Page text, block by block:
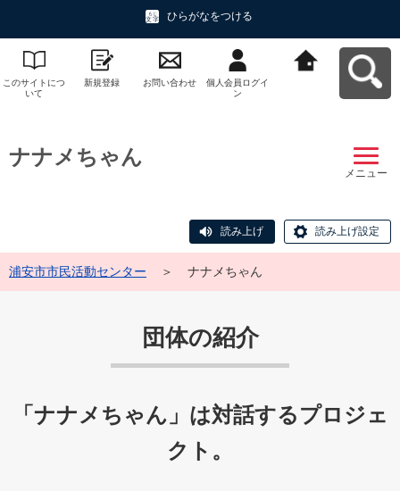
ひらがなをつける
このサイトにつ
いて
新規登録 お問い合わせ
個人会員ログイ
ン
ナナメちゃん
メニュー
読み上げ 読み上げ設定
浦安市市民活動センター ＞ ナナメちゃん
団体の紹介
「ナナメちゃん」は対話するプロジェ
クト。